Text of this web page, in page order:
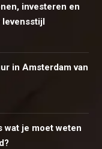
investeren en
levensstijl
in Amsterdam van
wat je moet weten